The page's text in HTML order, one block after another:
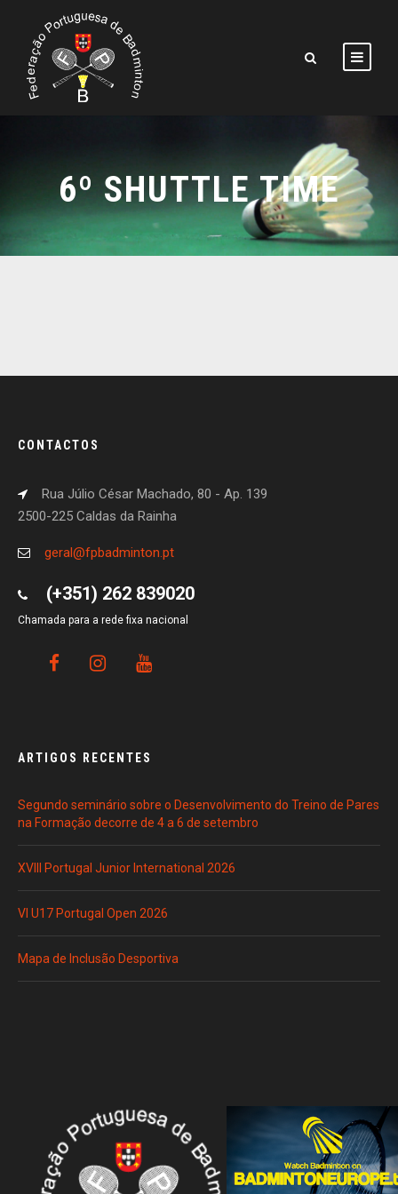
6º SHUTTLE TIME
CONTACTOS
Rua Júlio César Machado, 80 - Ap. 139
2500-225 Caldas da Rainha
geral@fpbadminton.pt
(+351) 262 839020
Chamada para a rede fixa nacional
ARTIGOS RECENTES
Segundo seminário sobre o Desenvolvimento do Treino de Pares
na Formação decorre de 4 a 6 de setembro
XVIII Portugal Junior International 2026
VI U17 Portugal Open 2026
Mapa de Inclusão Desportiva